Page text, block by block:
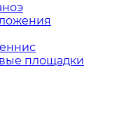
площадки